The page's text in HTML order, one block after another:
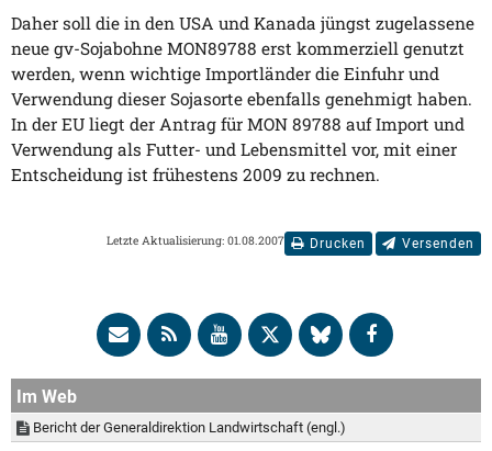
Daher soll die in den USA und Kanada jüngst zugelassene
neue gv-Sojabohne MON89788 erst kommerziell genutzt
werden, wenn wichtige Importländer die Einfuhr und
Verwendung dieser Sojasorte ebenfalls genehmigt haben.
In der EU liegt der Antrag für MON 89788 auf Import und
Verwendung als Futter- und Lebensmittel vor, mit einer
Entscheidung ist frühestens 2009 zu rechnen.
Drucken Versenden
Letzte Aktualisierung: 01.08.2007
Im Web
Bericht der Generaldirektion Landwirtschaft (engl.)